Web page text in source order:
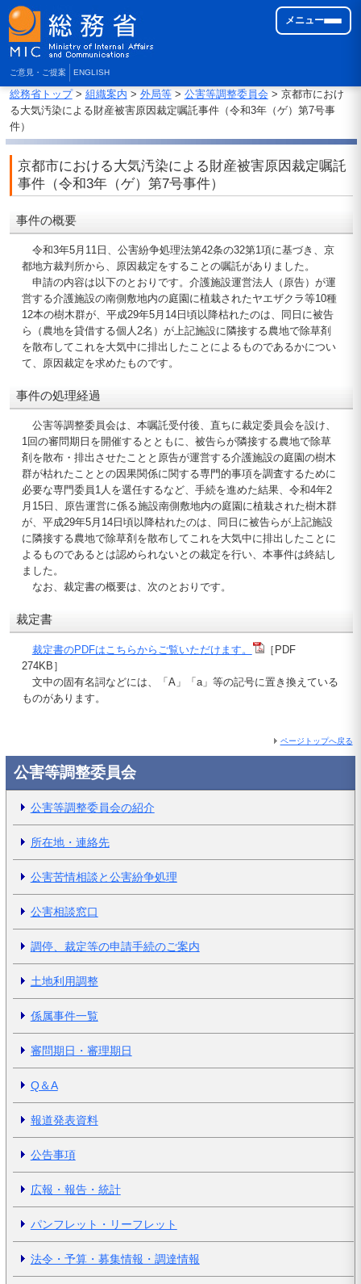
ご意見・ご提案 ENGLISH
メニュー
総務省トップ> 組織案内 > 外局等> 公害等調整委員会 > 京都市におけ
る大気汚染による財産被害原因裁定嘱託事件（令和3年（ゲ）第7号事
件）
京都市における大気汚染による財産被害原因裁定嘱託
事件（令和3年（ゲ）第7号事件）
事件の概要
令和3年5月11日、公害紛争処理法第42条の32第1項に基づき、京
都地方裁判所から、原因裁定をすることの嘱託がありました。
申請の内容は以下のとおりです。介護施設運営法人（原告）が運
営する介護施設の南側敷地内の庭園に植栽されたヤエザクラ等10種
12本の樹木群が、平成29年5月14日頃以降枯れたのは、同日に被告
ら（農地を貸借する個人2名）が上記施設に隣接する農地で除草剤
を散布してこれを大気中に排出したことによるものであるかについ
て、原因裁定を求めたものです。
事件の処理経過
公害等調整委員会は、本嘱託受付後、直ちに裁定委員会を設け、
1回の審問期日を開催するとともに、被告らが隣接する農地で除草
剤を散布・排出させたことと原告が運営する介護施設の庭園の樹木
群が枯れたこととの因果関係に関する専門的事項を調査するために
必要な専門委員1人を選任するなど、手続を進めた結果、令和4年2
月15日、原告運営に係る施設南側敷地内の庭園に植栽された樹木群
が、平成29年5月14日頃以降枯れたのは、同日に被告らが上記施設
に隣接する農地で除草剤を散布してこれを大気中に排出したことに
よるものであるとは認められないとの裁定を行い、本事件は終結し
ました。
なお、裁定書の概要は、次のとおりです。
裁定書
裁定書のPDFはこちらからご覧いただけます。
［PDF
274KB］
文中の固有名詞などには、「A」「a」等の記号に置き換えている
ものがあります。
ページトップへ戻る
公害等調整委員会
公害等調整委員会の紹介
所在地・連絡先
公害苦情相談と公害紛争処理
公害相談窓口
調停、裁定等の申請手続のご案内
土地利用調整
係属事件一覧
審問期日・審理期日
Q＆A
報道発表資料
公告事項
広報・報告・統計
パンフレット・リーフレット
法令・予算・募集情報・調達情報